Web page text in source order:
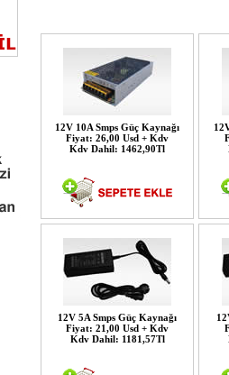
12V 10A Smps Güç Kaynağı
Fiyat: 26,00 Usd + Kdv
Kdv Dahil: 1462,90Tl
12V 5A Smps Güç Kaynağı
Fiyat: 21,00 Usd + Kdv
Kdv Dahil: 1181,57Tl